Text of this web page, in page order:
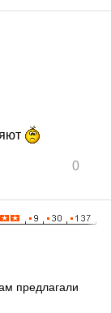
0
предлагали